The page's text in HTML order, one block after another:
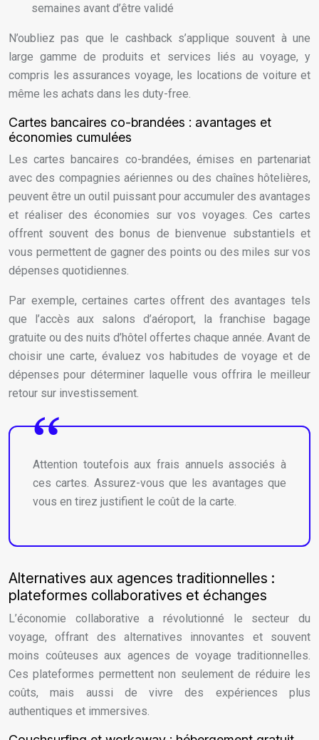
semaines avant d’être validé
N’oubliez pas que le cashback s’applique souvent à une
large gamme de produits et services liés au voyage, y
compris les assurances voyage, les locations de voiture et
même les achats dans les duty-free.
Cartes bancaires co-brandées : avantages et
économies cumulées
Les cartes bancaires co-brandées, émises en partenariat
avec des compagnies aériennes ou des chaînes hôtelières,
peuvent être un outil puissant pour accumuler des avantages
et réaliser des économies sur vos voyages. Ces cartes
offrent souvent des bonus de bienvenue substantiels et
vous permettent de gagner des points ou des miles sur vos
dépenses quotidiennes.
Par exemple, certaines cartes offrent des avantages tels
que l’accès aux salons d’aéroport, la franchise bagage
gratuite ou des nuits d’hôtel offertes chaque année. Avant de
choisir une carte, évaluez vos habitudes de voyage et de
dépenses pour déterminer laquelle vous offrira le meilleur
retour sur investissement.
Attention toutefois aux frais annuels associés à
ces cartes. Assurez-vous que les avantages que
vous en tirez justifient le coût de la carte.
Alternatives aux agences traditionnelles :
plateformes collaboratives et échanges
L’économie collaborative a révolutionné le secteur du
voyage, offrant des alternatives innovantes et souvent
moins coûteuses aux agences de voyage traditionnelles.
Ces plateformes permettent non seulement de réduire les
coûts, mais aussi de vivre des expériences plus
authentiques et immersives.